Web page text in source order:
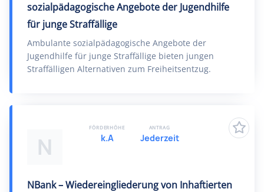
sozialpädagogische Angebote der Jugendhilfe
für junge Straffällige
Ambulante sozialpädagogische Angebote der
Jugendhilfe für junge Straffällige bieten jungen
Straffälligen Alternativen zum Freiheitsentzug.
N
NBank – Wiedereingliederung von Inhaftierten
FÖRDERHÖHE
k.A
ANTRAG
Jederzeit